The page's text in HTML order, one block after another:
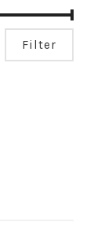
prijs
prijs
Filter